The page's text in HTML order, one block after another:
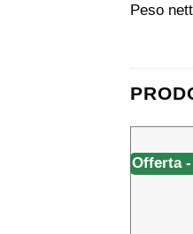
Peso
Offerta -